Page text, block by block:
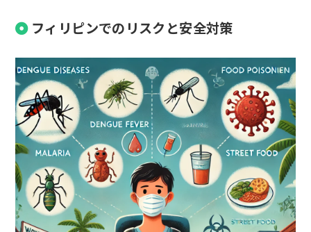
フィリピンでのリスクと安全対策